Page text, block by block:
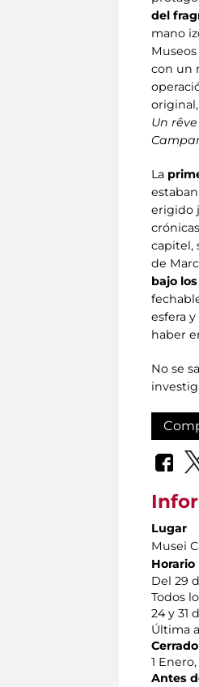
del
mano
con un
Un
La
erigido
capitel,
de
bajo
esfera
haber
No se
Lugar
Musei
Horario
Del 29
Todos
24 y 31
Última
Cerrado
1
Antes